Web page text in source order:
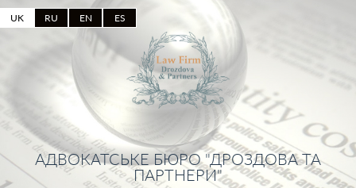
UK RU EN ES
АДВОКАТСЬКЕ БЮРО "ДРОЗДОВА ТА
ПАРТНЕРИ"